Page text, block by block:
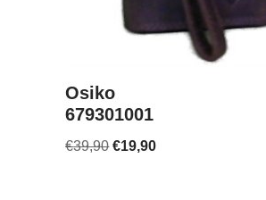
Osiko
679301001
€39,90 €19,90